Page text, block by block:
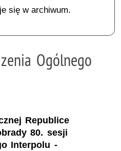
się w archiwum.
Ogólnego
Republice
80. sesji
Interpolu -